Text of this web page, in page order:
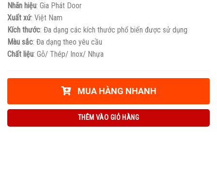
Nhãn hiệu: Gia Phát Door
Xuất xứ: Việt Nam
Kích thước: Đa dạng các kích thước phổ biến được sử dụng
Màu sắc: Đa dạng theo yêu cầu
Chất liệu: Gỗ/ Thép/ Inox/ Nhựa
MUA HÀNG NHANH
THÊM VÀO GIỎ HÀNG